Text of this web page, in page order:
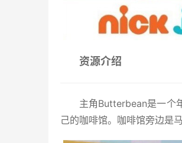
资源介绍
主角Butterbean是一个
己的咖啡馆。咖啡馆旁边是